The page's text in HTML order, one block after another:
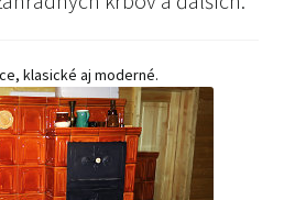
klasické aj moderné.